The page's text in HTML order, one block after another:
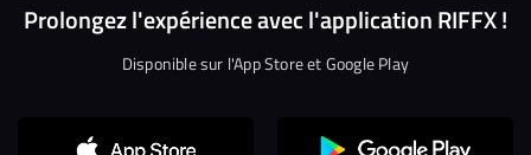
Prolongez l'expérience avec l'application RIFFX !
Disponible sur l'App Store et Google Play